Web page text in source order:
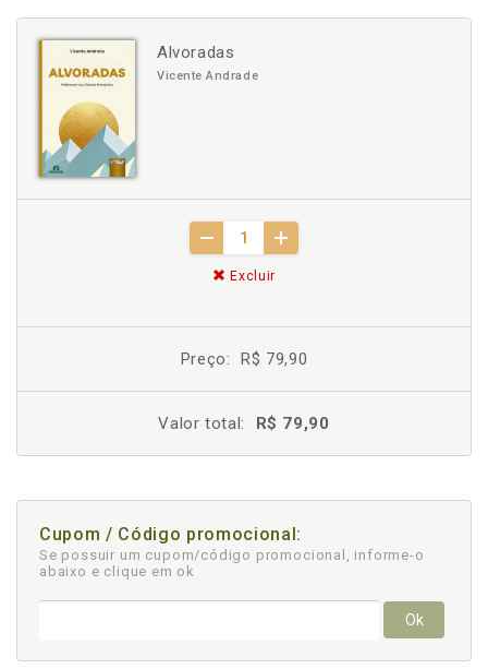
Alvoradas
Vicente Andrade
Excluir
Preço: R$ 79,90
Valor total: R$ 79,90
Cupom / Código promocional:
Se possuir um cupom/código promocional, informe-o
abaixo e clique em ok
Ok